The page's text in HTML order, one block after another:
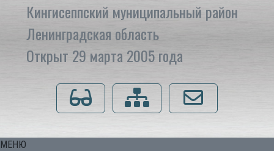
Кингисеппский муниципальный район
Ленинградская область
Открыт 29 марта 2005 года
Для слабовидящихКарта сайта Напишите нам
МЕНЮ